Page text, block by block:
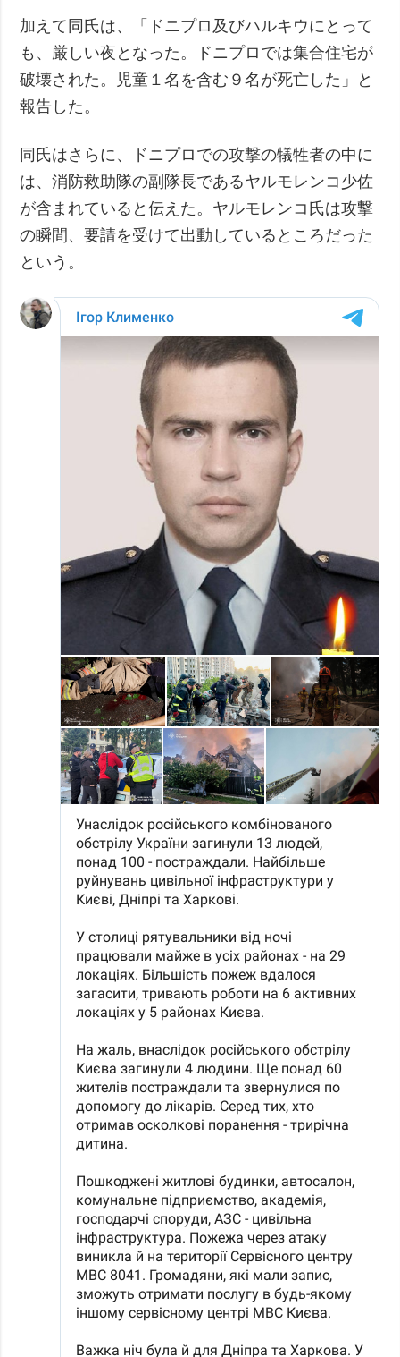
加えて同氏は、「ドニプロ及びハルキウにとって
も、厳しい夜となった。ドニプロでは集合住宅が
破壊された。児童１名を含む９名が死亡した」と
報告した。
同氏はさらに、ドニプロでの攻撃の犠牲者の中に
は、消防救助隊の副隊長であるヤルモレンコ少佐
が含まれていると伝えた。ヤルモレンコ氏は攻撃
の瞬間、要請を受けて出動しているところだった
という。